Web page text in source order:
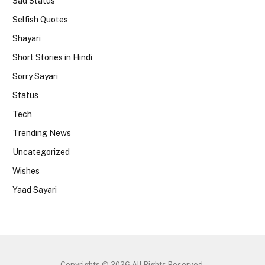
Selfish Quotes
Shayari
Short Stories in Hindi
Sorry Sayari
Status
Tech
Trending News
Uncategorized
Wishes
Yaad Sayari